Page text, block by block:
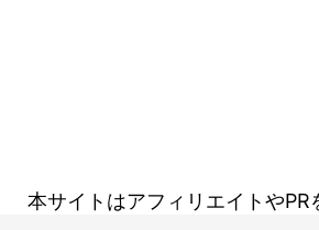
本サイトはアフィリエイトや